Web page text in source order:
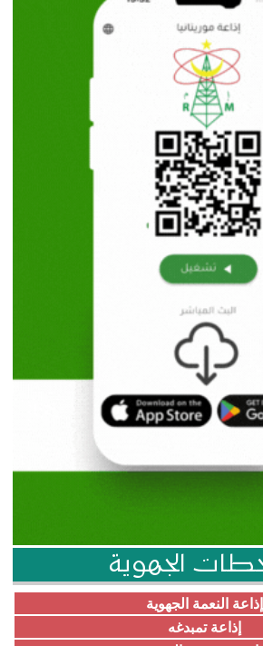
الجهوية
إذاعة النعمة الجهوية
إذاعة تمبدغه